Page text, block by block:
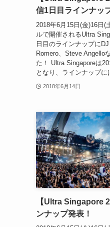
信1日目ラインナッ
2018年6月15日(金)16日(
ルで開催されるUltra
日目のラインナップに
Romero、Steve Angello
た！ Ultra Singaporeは
となり、ラインナップに
2018年6月14日
【Ultra Singapore
ンナップ発表！